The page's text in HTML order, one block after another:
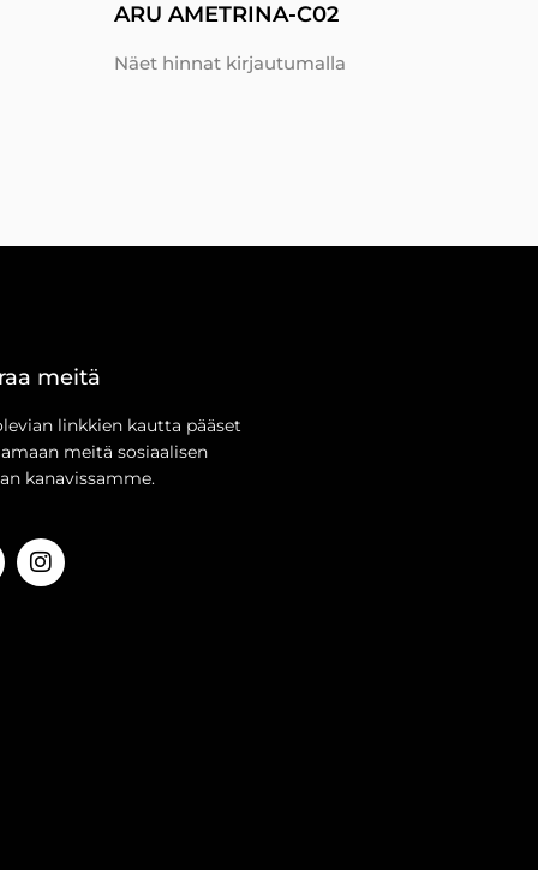
ARU AMETRINA-C02
Näet hinnat kirjautumalla
meitä
linkkien kautta pääset
meitä sosiaalisen
kanavissamme.